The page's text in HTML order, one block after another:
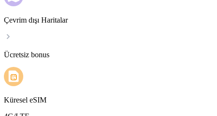
Çevrim dışı Haritalar
Ücretsiz bonus
Küresel eSIM